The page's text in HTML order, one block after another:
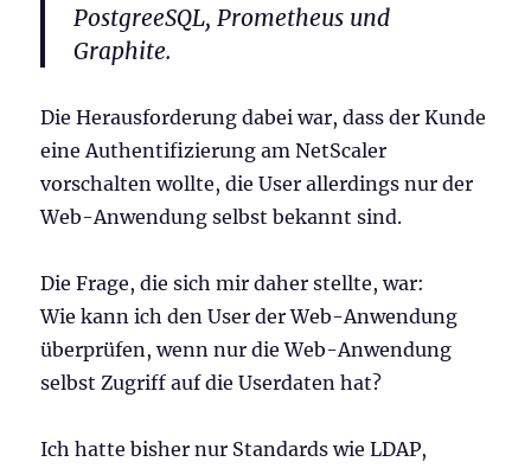
PostgreeSQL, Prometheus und
Graphite.
Die Herausforderung dabei war, dass der Kunde
eine Authentifizierung am NetScaler
vorschalten wollte, die User allerdings nur der
Web-Anwendung selbst bekannt sind.
Die Frage, die sich mir daher stellte, war:
Wie kann ich den User der Web-Anwendung
überprüfen, wenn nur die Web-Anwendung
selbst Zugriff auf die Userdaten hat?
Ich hatte bisher nur Standards wie LDAP,